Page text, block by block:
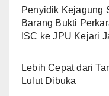
Penyidik Kejagung
Barang Bukti
ISC ke JPU Kejari
Lebih Cepat dari
Lulut Dibuka